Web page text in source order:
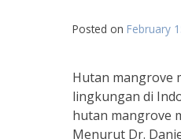
Posted on February
Hutan mangrove
lingkungan di
hutan mangrove
Menurut Dr.